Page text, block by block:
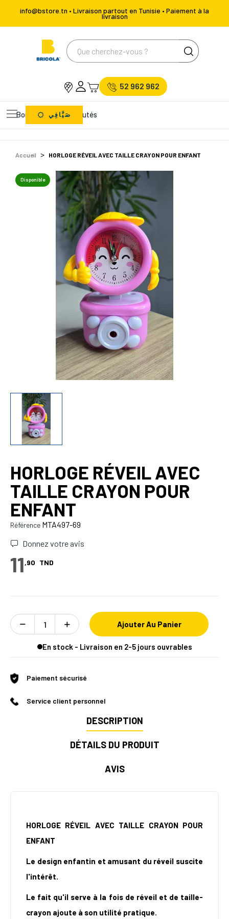
info@bstore.tn • Livraison partout en Tunisie • Paiement à la
livraison
52 962 962
Bons Plans Nouveautés
صَيَّافِي
Accueil HORLOGE RÉVEIL AVEC TAILLE CRAYON POUR ENFANT
Disponible
HORLOGE RÉVEIL AVEC
TAILLE CRAYON POUR
ENFANT
Référence MTA497-69
Donnez votre avis
11,90 TND
Ajouter Au Panier
En stock - Livraison en 2-5 jours ouvrables
Paiement sécurisé
Service client personnel
DESCRIPTION
DÉTAILS DU PRODUIT
AVIS
HORLOGE RÉVEIL AVEC TAILLE CRAYON POUR
ENFANT
Le design enfantin et amusant du réveil suscite
l'intérêt.
Le fait qu'il serve à la fois de réveil et de taille-
crayon ajoute à son utilité pratique.